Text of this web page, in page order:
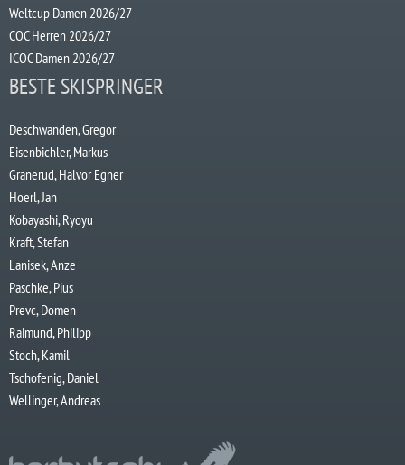
Weltcup Damen 2026/27
COC Herren 2026/27
ICOC Damen 2026/27
BESTE SKISPRINGER
Deschwanden, Gregor
Eisenbichler, Markus
Granerud, Halvor Egner
Hoerl, Jan
Kobayashi, Ryoyu
Kraft, Stefan
Lanisek, Anze
Paschke, Pius
Prevc, Domen
Raimund, Philipp
Stoch, Kamil
Tschofenig, Daniel
Wellinger, Andreas